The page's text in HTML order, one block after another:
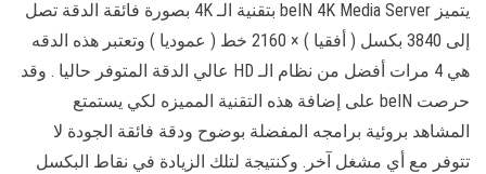
يتميز beIN 4K Media Server بتقنية الـ 4K بصورة فائقة الدقة تصل
إلى 3840 بكسل ( أفقيا ) × 2160 خط ( عموديا ) وتعتبر هذه الدقه
هي 4 مرات أفضل من نظام الـ HD عالي الدقة المتوفر حاليا . وقد
حرصت beIN على إضافة هذه التقنية المميزه لكي يستمتع
المشاهد بروئية برامجه المفضلة بوضوح ودقة فائقة الجودة لا
تتوفر مع أي مشغل آخر. وكنتيجة لتلك الزيادة في نقاط البكسل